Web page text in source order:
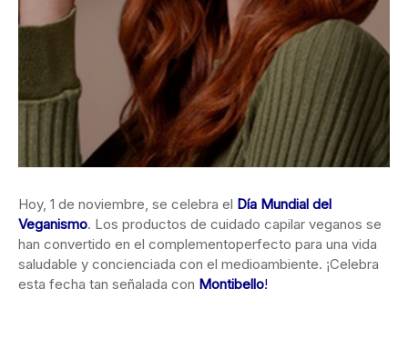
Hoy, 1 de noviembre, se celebra el Día Mundial del
Veganismo. Los productos de cuidado capilar veganos se
han convertido en el complementoperfecto para una vida
saludable y concienciada con el medioambiente. ¡Celebra
esta fecha tan señalada con Montibello!